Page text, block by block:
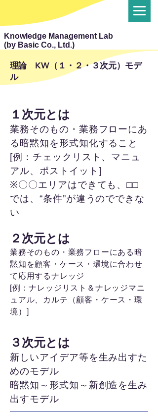
Knowledge Management Lab
(by Basic Co., Ltd.)
理論 KW（１・２・３次元）モデ
ル
１次元とは
業務そのもの・業務フローにあ
る暗黙知を形式知化すること
[例：チェックリスト、マニュ
アル、ポストイット]
※〇〇エリアはできても、□□
では、“条件”が違うのでできな
い
２次元とは
業務そのもの・業務フローにある暗
黙知を顧客・ケース・環境に合わせ
て応用するナレッジ
[例：ナレッジリスト＆ナレッジマニ
ュアル、カルテ（顧客・ケース・環
境）]
３次元とは
新しいアイデア等を生み出すた
めのモデル
暗黙知～形式知～新創造を生み
出すモデル